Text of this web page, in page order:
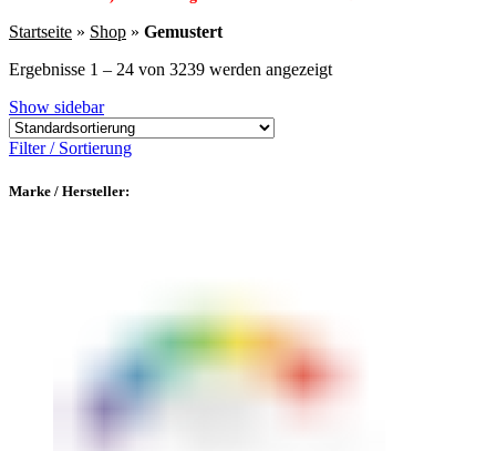
Startseite » Shop » Gemustert
Ergebnisse 1 – 24 von 3239 werden angezeigt
Show sidebar
Filter / Sortierung
Marke / Hersteller: